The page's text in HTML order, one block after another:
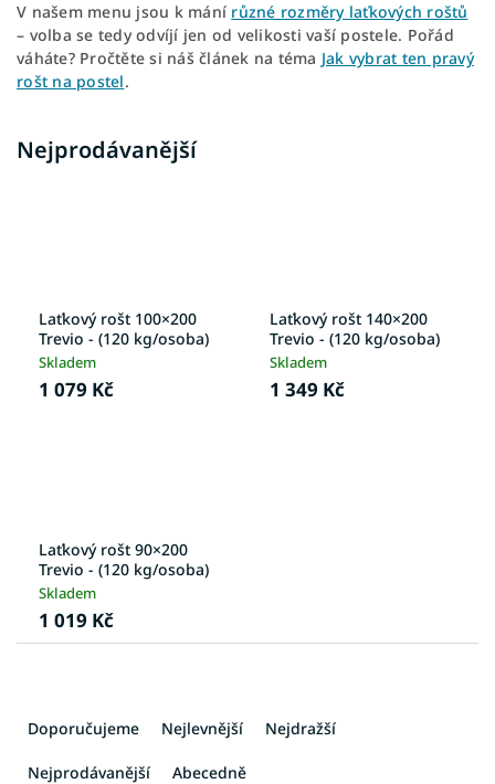
V našem menu jsou k mání různé rozměry laťkových roštů
– volba se tedy odvíjí jen od velikosti vaší postele. Pořád
váháte? Pročtěte si náš článek na téma Jak vybrat ten pravý
rošt na postel.
Nejprodávanější
Laťkový rošt 100×200
Trevio - (120 kg/osoba)
Skladem
1 079 Kč
Laťkový rošt 140×200
Trevio - (120 kg/osoba)
Skladem
1 349 Kč
Laťkový rošt 90×200
Trevio - (120 kg/osoba)
Skladem
1 019 Kč
Doporučujeme Nejlevnější Nejdražší
Nejprodávanější Abecedně